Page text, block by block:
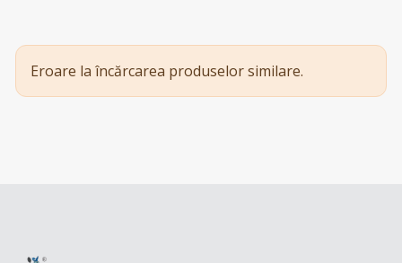
Eroare la încărcarea produselor similare.